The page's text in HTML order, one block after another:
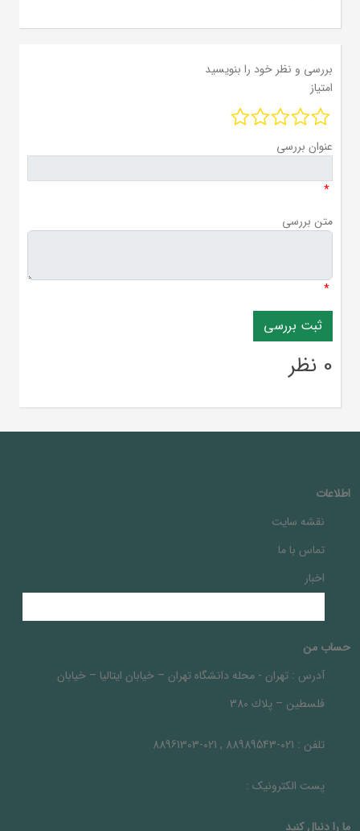
بررسی و نظر خود را بنویسید
امتیاز
عنوان بررسی
*
متن بررسی
*
0 نظر
اطلاعات
نقشه سایت
تماس با ما
اخبار
حساب من
آدرس : تهران - محله دانشگاه تهران – خيابان ايتاليا – خيابان
فلسطين – پلاك 380
تلفن : 021-88989543 , 021-88961303
پست الکترونیک :
ما را دنبال کنيد